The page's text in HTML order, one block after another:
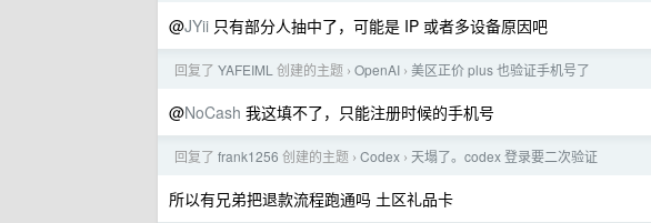
@JYii 只有部分人抽中了，可能是 IP 或者多设备原因吧
回复了 YAFEIML 创建的主题 › OpenAI › 美区正价 plus 也验证手机号了
@NoCash 我这填不了，只能注册时候的手机号
回复了 frank1256 创建的主题 › Codex › 天塌了。codex 登录要二次验证
所以有兄弟把退款流程跑通吗 土区礼品卡